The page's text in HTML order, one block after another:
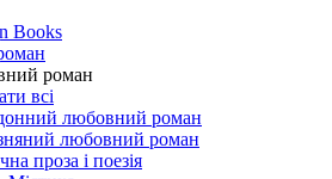
Books
роман
всі
любовний роман
любовний роман
проза і поезія